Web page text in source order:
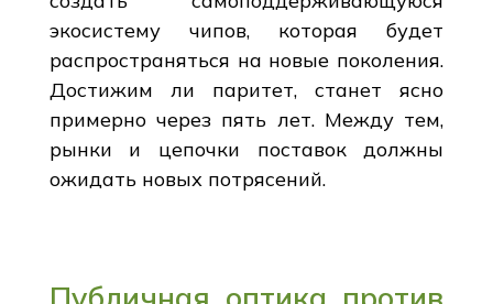
экосистему чипов, которая будет
распространяться на новые поколения.
Достижим ли паритет, станет ясно
примерно через пять лет. Между тем,
рынки и цепочки поставок должны
ожидать новых потрясений.